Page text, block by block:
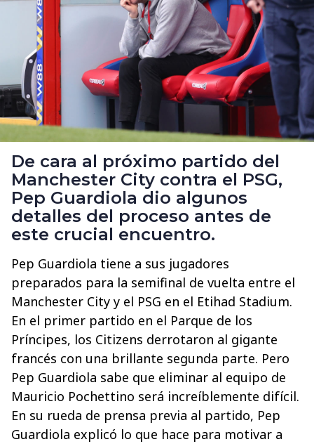
De cara al próximo partido del
Manchester City contra el PSG,
Pep Guardiola dio algunos
detalles del proceso antes de
este crucial encuentro.
Pep Guardiola tiene a sus jugadores
preparados para la semifinal de vuelta entre el
Manchester City y el PSG en el Etihad Stadium.
En el primer partido en el Parque de los
Príncipes, los Citizens derrotaron al gigante
francés con una brillante segunda parte. Pero
Pep Guardiola sabe que eliminar al equipo de
Mauricio Pochettino será increíblemente difícil.
En su rueda de prensa previa al partido, Pep
Guardiola explicó lo que hace para motivar a